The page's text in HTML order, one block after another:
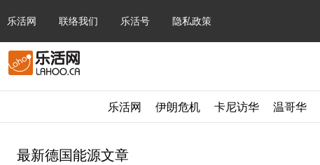
乐活网 联络我们 乐活号 隐私政策
乐活网 伊朗危机 卡尼访华 温哥华
最新德国能源文章